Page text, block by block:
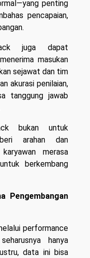
penting
pencapaian,
juga dapat
masukan
sejawat dan tim
akurasi penilaian,
tanggung jawab
bukan untuk
arahan dan
merasa
berkembang
Pengembangan
performance
hanya
data ini bisa